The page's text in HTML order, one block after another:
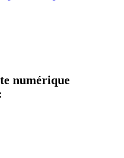
numérique